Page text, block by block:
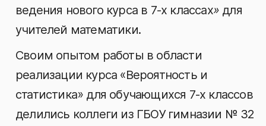
ведения нового курса в 7-х классах» для
учителей математики.
Своим опытом работы в области
реализации курса «Вероятность и
статистика» для обучающихся 7-х классов
делились коллеги из ГБОУ гимназии № 32